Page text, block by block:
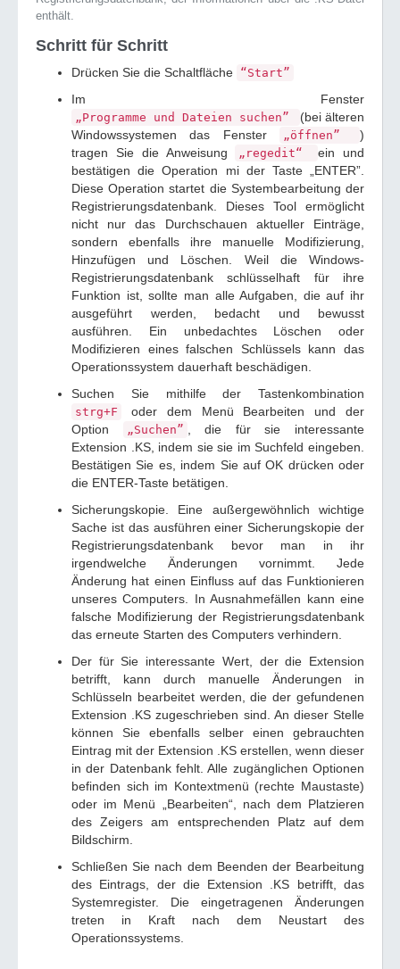
enthält.
Schritt für Schritt
Drücken Sie die Schaltfläche “Start”
Im Fenster
„Programme und Dateien suchen”
(bei älteren
Windowssystemen das Fenster
„öffnen”
)
tragen Sie die Anweisung
„regedit“
ein und
bestätigen die Operation mi der Taste „ENTER”.
Diese Operation startet die Systembearbeitung der
Registrierungsdatenbank. Dieses Tool ermöglicht
nicht nur das Durchschauen aktueller Einträge,
sondern ebenfalls ihre manuelle Modifizierung,
Hinzufügen und Löschen. Weil die Windows-
Registrierungsdatenbank schlüsselhaft für ihre
Funktion ist, sollte man alle Aufgaben, die auf ihr
ausgeführt werden, bedacht und bewusst
ausführen. Ein unbedachtes Löschen oder
Modifizieren eines falschen Schlüssels kann das
Operationssystem dauerhaft beschädigen.
Suchen Sie mithilfe der Tastenkombination
strg+F
oder dem Menü Bearbeiten und der
Option
„Suchen”
, die für sie interessante
Extension .KS, indem sie sie im Suchfeld eingeben.
Bestätigen Sie es, indem Sie auf OK drücken oder
die ENTER-Taste betätigen.
Sicherungskopie. Eine außergewöhnlich wichtige
Sache ist das ausführen einer Sicherungskopie der
Registrierungsdatenbank bevor man in ihr
irgendwelche Änderungen vornimmt. Jede
Änderung hat einen Einfluss auf das Funktionieren
unseres Computers. In Ausnahmefällen kann eine
falsche Modifizierung der Registrierungsdatenbank
das erneute Starten des Computers verhindern.
Der für Sie interessante Wert, der die Extension
betrifft, kann durch manuelle Änderungen in
Schlüsseln bearbeitet werden, die der gefundenen
Extension .KS zugeschrieben sind. An dieser Stelle
können Sie ebenfalls selber einen gebrauchten
Eintrag mit der Extension .KS erstellen, wenn dieser
in der Datenbank fehlt. Alle zugänglichen Optionen
befinden sich im Kontextmenü (rechte Maustaste)
oder im Menü „Bearbeiten“, nach dem Platzieren
des Zeigers am entsprechenden Platz auf dem
Bildschirm.
Schließen Sie nach dem Beenden der Bearbeitung
des Eintrags, der die Extension .KS betrifft, das
Systemregister. Die eingetragenen Änderungen
treten in Kraft nach dem Neustart des
Operationssystems.